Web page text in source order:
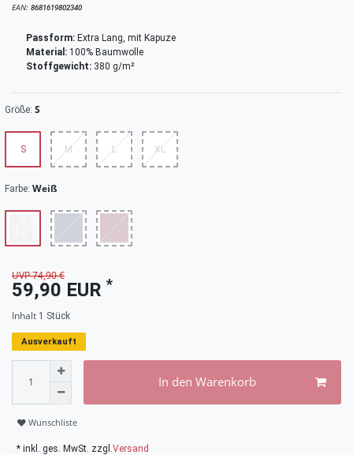
EAN: 8681619802340
Passform: Extra Lang, mit Kapuze
Material: 100% Baumwolle
Stoffgewicht: 380 g/m²
Größe: S
S M L XL
Farbe: Weiß
UVP 74,90 €
59,90 EUR *
Inhalt 1 Stück
Ausverkauft
In den Warenkorb
Wunschliste
* inkl. ges. MwSt. zzgl. Versand